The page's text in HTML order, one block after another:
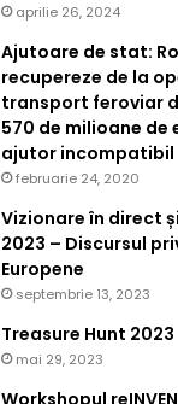
aprilie 26, 2024
Ajutoare de stat:
recupereze de la
transport feroviar
570 de milioane de
ajutor incompatibil
februarie 24, 2020
Vizionare în direct
2023 – Discursul
Europene
septembrie 13, 2023
Treasure Hunt 2023
mai 29, 2023
Workshopul